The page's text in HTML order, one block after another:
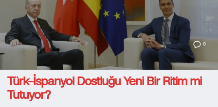
0
Türk–İspanyol Dostluğu Yeni Bir Ritim mi
Tutuyor?